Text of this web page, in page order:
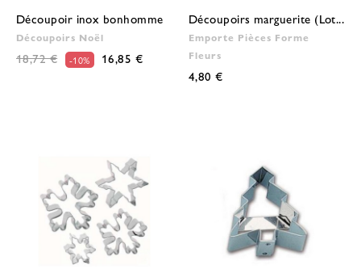
Découpoir inox bonhomme
Découpoirs Noël
18,72 € -10% 16,85 €
Découpoirs marguerite (Lot...
Emporte Pièces Forme
Fleurs
4,80 €